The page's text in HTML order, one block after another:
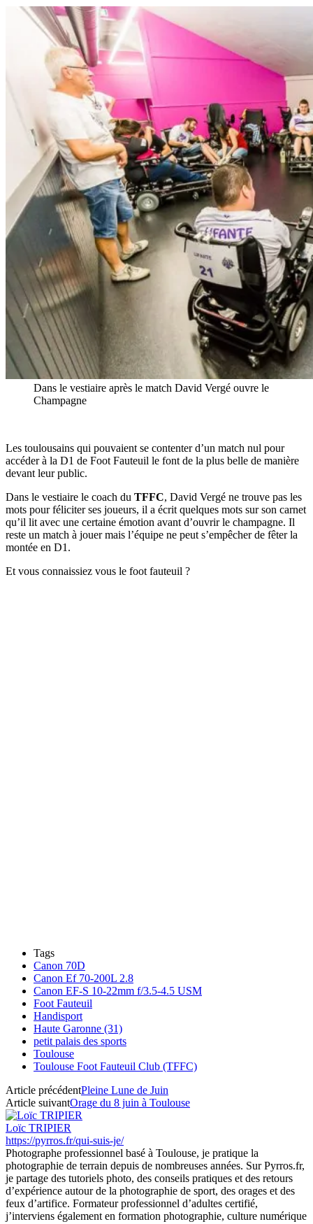
Dans le vestiaire après le match David Vergé ouvre le
Champagne
Les toulousains qui pouvaient se contenter d’un match nul pour
accéder à la D1 de Foot Fauteuil le font de la plus belle de manière
devant leur public.
Dans le vestiaire le coach du TFFC, David Vergé ne trouve pas les
mots pour féliciter ses joueurs, il a écrit quelques mots sur son carnet
qu’il lit avec une certaine émotion avant d’ouvrir le champagne. Il
reste un match à jouer mais l’équipe ne peut s’empêcher de fêter la
montée en D1.
Et vous connaissiez vous le foot fauteuil ?
Tags
Canon 70D
Canon Ef 70-200L 2.8
Canon EF-S 10-22mm f/3.5-4.5 USM
Foot Fauteuil
Handisport
Haute Garonne (31)
petit palais des sports
Toulouse
Toulouse Foot Fauteuil Club (TFFC)
Article précédentPleine Lune de Juin
Article suivantOrage du 8 juin à Toulouse
Loïc TRIPIER
https://pyrros.fr/qui-suis-je/
Photographe professionnel basé à Toulouse, je pratique la
photographie de terrain depuis de nombreuses années. Sur Pyrros.fr,
je partage des tutoriels photo, des conseils pratiques et des retours
d’expérience autour de la photographie de sport, des orages et des
feux d’artifice. Formateur professionnel d’adultes certifié,
j’interviens également en formation photographie, culture numérique